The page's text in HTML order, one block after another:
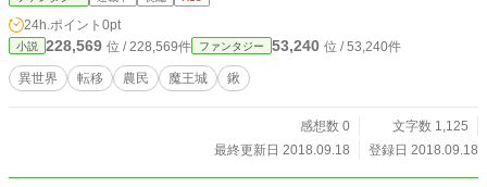
24h.ポイント 0pt
小説 228,569 位 / 228,569件 ファンタジー 53,240 位 / 53,240件
異世界 転移 農民 魔王城 鍬
感想数 0
文字数 1,125
最終更新日 2018.09.18
登録日 2018.09.18